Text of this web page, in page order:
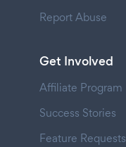
Report Abuse
Get Involved
Affiliate Program
Success Stories
Feature Requests